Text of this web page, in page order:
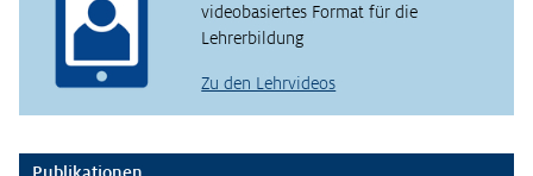
videobasiertes Format für die
Lehrerbildung
Zu den Lehrvideos
Publikationen